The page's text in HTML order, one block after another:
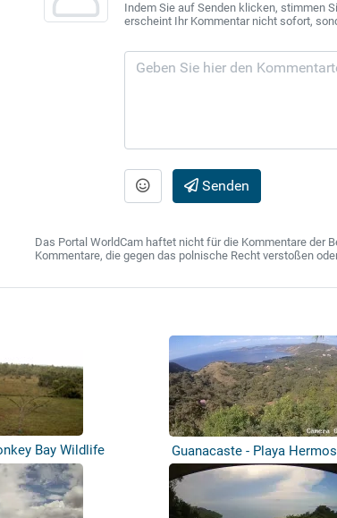
Indem Sie auf Senden klicken, stimmen
erscheint Ihr Kommentar nicht sofort,
Senden
Das Portal WorldCam haftet nicht für die Kommentare der
Kommentare, die gegen das polnische Recht verstoßen
Bay Wildlife
Guanacaste - Playa